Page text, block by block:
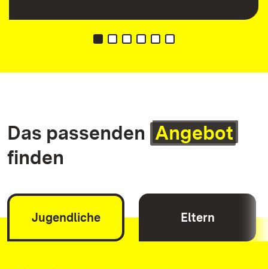
Das passenden Angebot
finden
Jugendliche Eltern